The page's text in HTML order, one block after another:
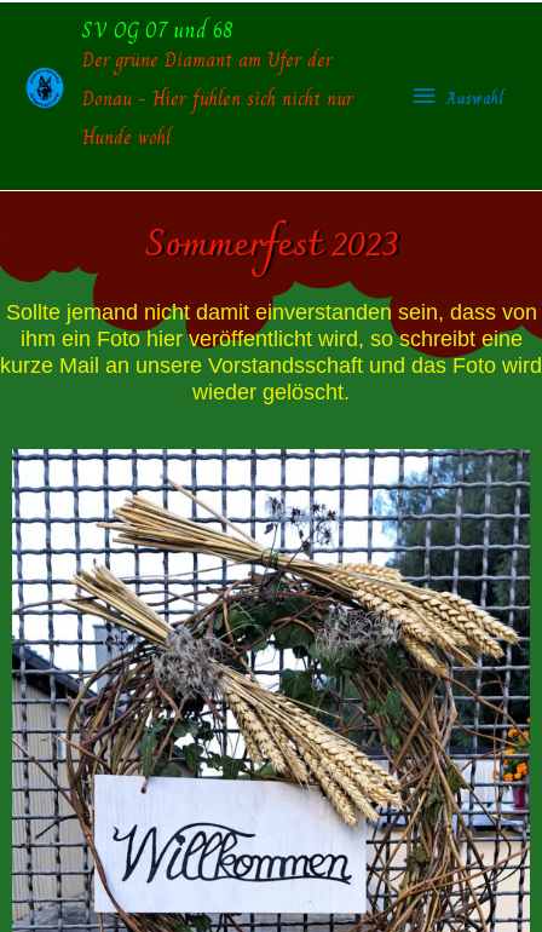
springen
SV OG 07 und 68
Der grüne Diamant am Ufer der
Donau - Hier fühlen sich nicht nur
Hunde wohl
Auswahl
Sommerfest 2023
Sollte jemand nicht damit einverstanden sein, dass von
ihm ein Foto hier veröffentlicht wird, so schreibt eine
kurze Mail an unsere Vorstandsschaft und das Foto wird
wieder gelöscht.